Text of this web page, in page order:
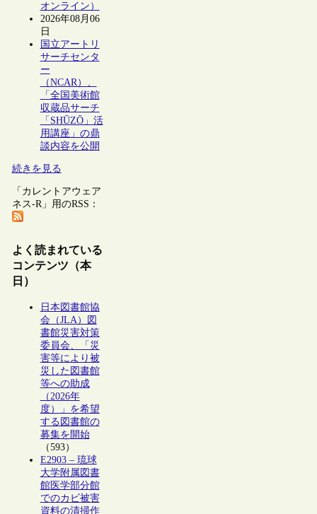
オンライン）
2026年08月06
日
国立アートリ
サーチセンタ
ー
（NCAR）、
「全国美術館
収蔵品サーチ
「SHŪZŌ」活
用講座」の鼎
談内容を公開
続きを見る
「カレントアウェア
ネス-R」用のRSS：
よく読まれている
コンテンツ（本
日）
日本図書館協
会（JLA）図
書館災害対策
委員会、「災
害等により被
災した図書館
等への助成
（2026年
度）」を希望
する図書館の
募集を開始
（593）
E2903 – 琉球
大学附属図書
館医学部分館
でのカビ被害
資料の清掃作